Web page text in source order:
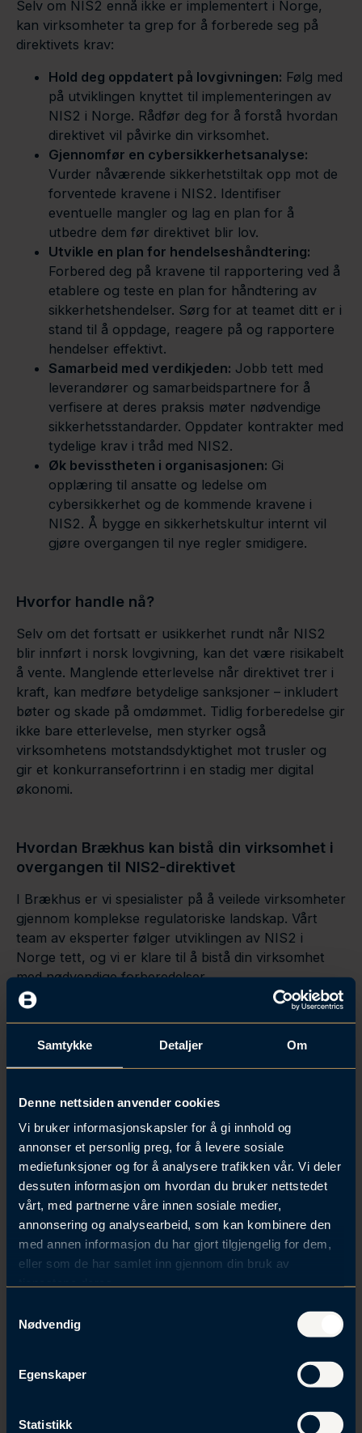
Samtykke Detaljer Om
Denne nettsiden anvender cookies
Vi bruker informasjonskapsler for å gi innhold og
annonser et personlig preg, for å levere sosiale
mediefunksjoner og for å analysere trafikken vår. Vi deler
dessuten informasjon om hvordan du bruker nettstedet
vårt, med partnerne våre innen sosiale medier,
annonsering og analysearbeid, som kan kombinere den
med annen informasjon du har gjort tilgjengelig for dem,
eller som de har samlet inn gjennom din bruk av
Nødvendig
Egenskaper
Statistikk
Selv om NIS2 ennå ikke er implementert i Norge,
kan virksomheter ta grep for å forberede seg på
direktivets krav:
Hold deg oppdatert på lovgivningen: Følg med
på utviklingen knyttet til implementeringen av
NIS2 i Norge. Rådfør deg for å forstå hvordan
direktivet vil påvirke din virksomhet.
Gjennomfør en cybersikkerhetsanalyse:
Vurder nåværende sikkerhetstiltak opp mot de
forventede kravene i NIS2. Identifiser
eventuelle mangler og lag en plan for å
utbedre dem før direktivet blir lov.
Utvikle en plan for hendelseshåndtering:
Forbered deg på kravene til rapportering ved å
etablere og teste en plan for håndtering av
sikkerhetshendelser. Sørg for at teamet ditt er i
stand til å oppdage, reagere på og rapportere
hendelser effektivt.
Samarbeid med verdikjeden: Jobb tett med
leverandører og samarbeidspartnere for å
verfisere at deres praksis møter nødvendige
sikkerhetsstandarder. Oppdater kontrakter med
tydelige krav i tråd med NIS2.
Øk bevisstheten i organisasjonen: Gi
opplæring til ansatte og ledelse om
cybersikkerhet og de kommende kravene i
NIS2. Å bygge en sikkerhetskultur internt vil
gjøre overgangen til nye regler smidigere.
Hvorfor handle nå?
Selv om det fortsatt er usikkerhet rundt når NIS2
blir innført i norsk lovgivning, kan det være risikabelt
å vente. Manglende etterlevelse når direktivet trer i
kraft, kan medføre betydelige sanksjoner – inkludert
bøter og skade på omdømmet. Tidlig forberedelse gir
ikke bare etterlevelse, men styrker også
virksomhetens motstandsdyktighet mot trusler og
gir et konkurransefortrinn i en stadig mer digital
økonomi.
Hvordan Brækhus kan bistå din virksomhet i
overgangen til NIS2-direktivet
I Brækhus er vi spesialister på å veilede virksomheter
gjennom komplekse regulatoriske landskap. Vårt
team av eksperter følger utviklingen av NIS2 i
Norge tett, og vi er klare til å bistå din virksomhet
med nødvendige forberedelser.
Les mer:
Brækhus’ ekspertise innen personvern og
cybersikkerhet
etterlevelsesvurderinger
Utvikling av planer for hendelseshåndtering
Styrking av sikkerheten i leverandørkjeden
Opplæring og bevisstgjøringsprogrammer
Ta kontakt med oss i dag for å høre hvordan vi kan
bistå din virksomhet i overgangen til NIS2-direktivet
og samtidig styrke den digitale sikkerheten. Ved å
fremtidens trusselbilde.
Kontakt oss
Navn *